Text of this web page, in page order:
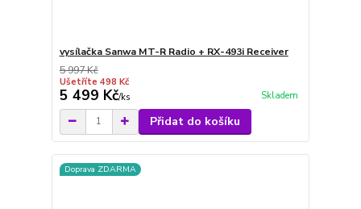
vysílačka Sanwa MT-R Radio + RX-493i Receiver
5 997 Kč
Ušetříte 498 Kč
5 499 Kč/ks Skladem
Přidat do košíku
Doprava ZDARMA